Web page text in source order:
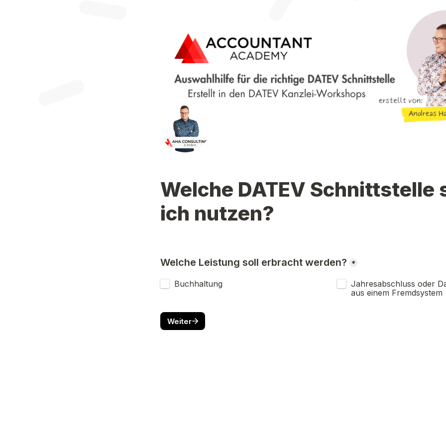
Welche DATEV Schnittstelle
ich nutzen?
Welche Leistung soll erbracht werden? *
Buchhaltung
Jahresabschluss oder
aus einem Fremdsystem
Weiter